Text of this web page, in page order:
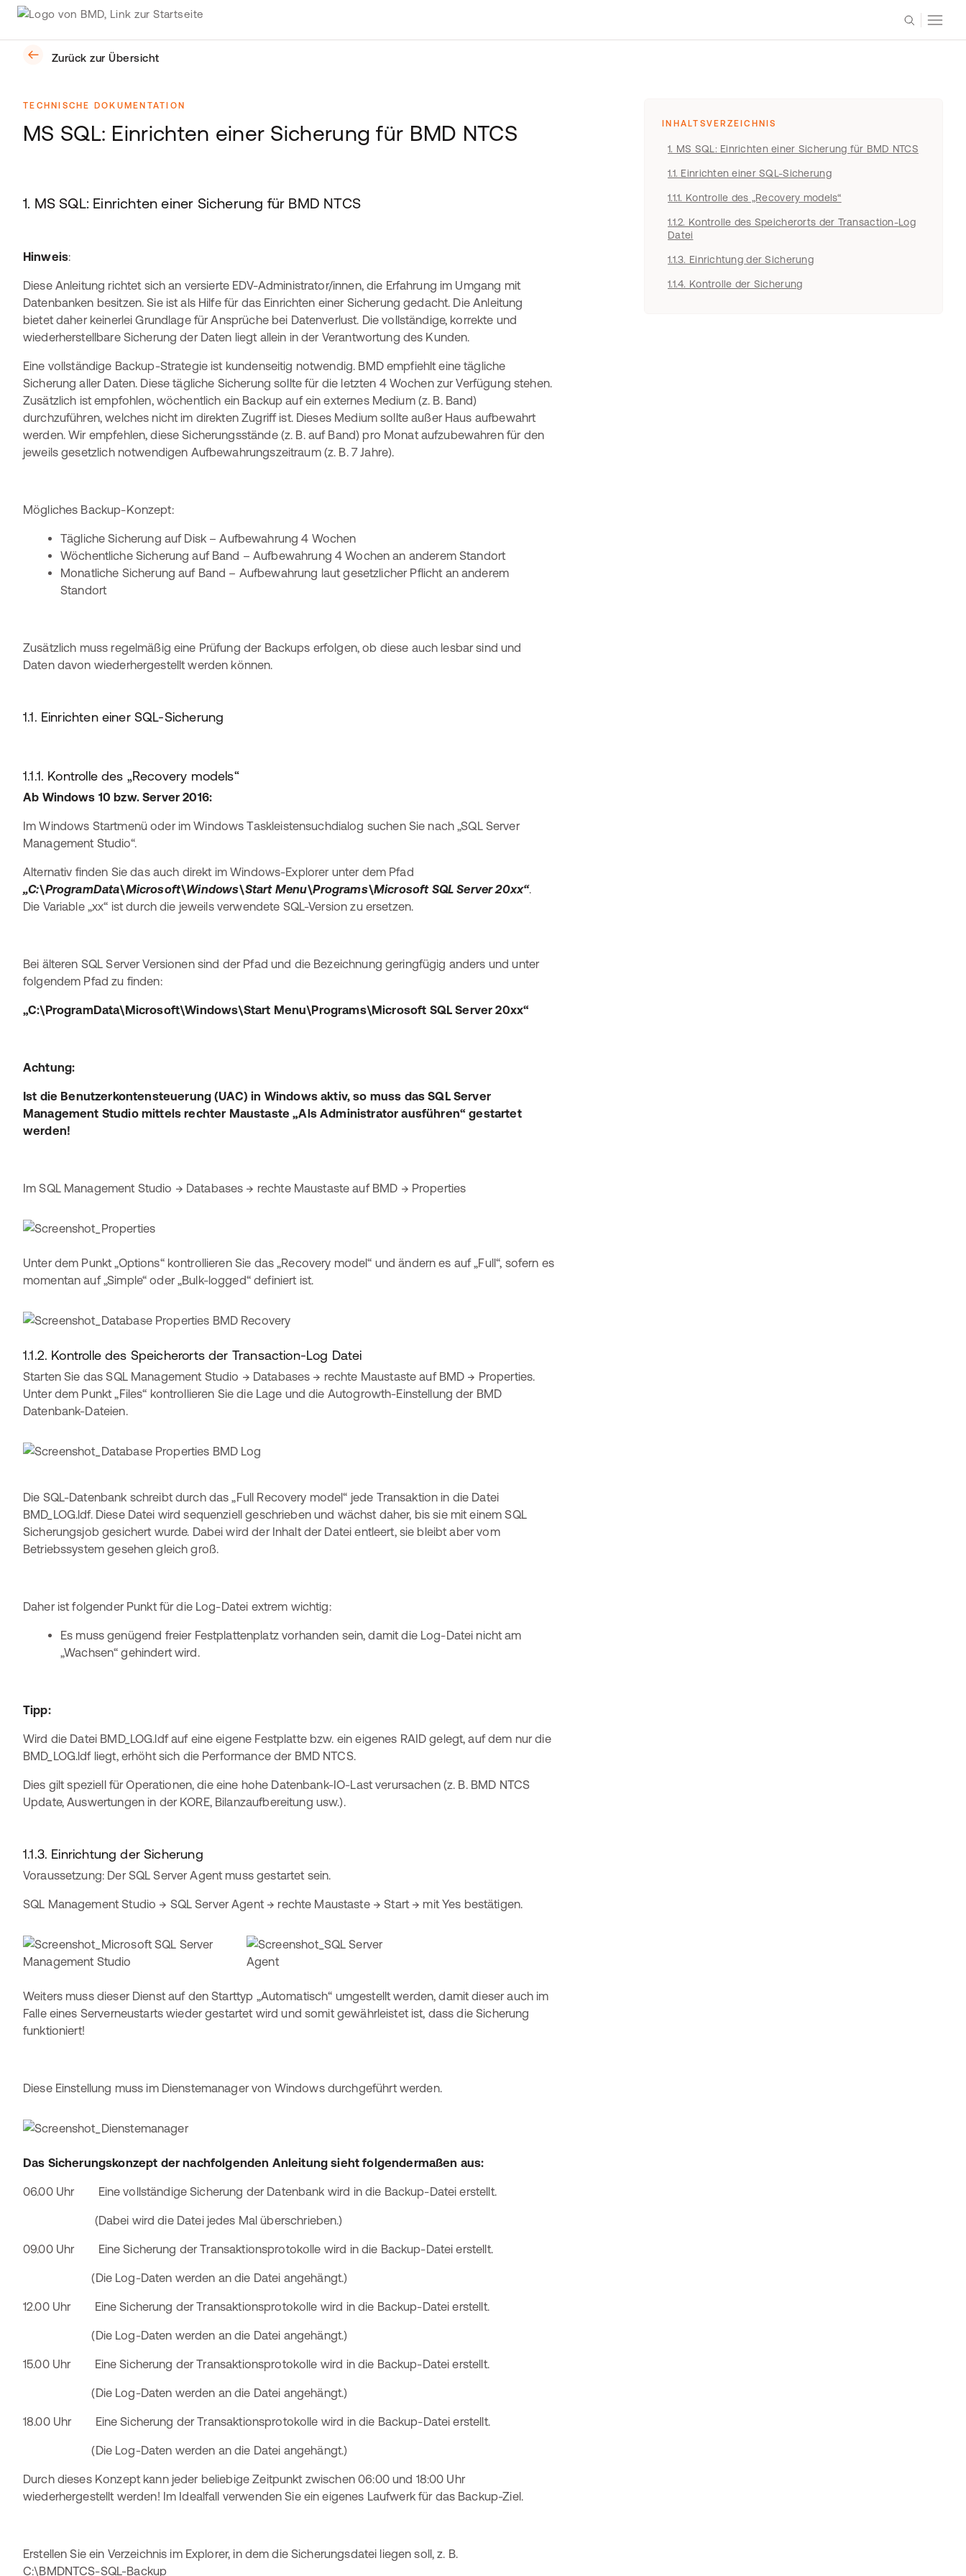
Zurück zur Übersicht
TECHNISCHE DOKUMENTATION
MS SQL: Einrichten einer Sicherung für BMD NTCS
1. MS SQL: Einrichten einer Sicherung für BMD NTCS
Hinweis:
Diese Anleitung richtet sich an versierte EDV-Administrator/innen, die Erfahrung im Umgang mit
Datenbanken besitzen. Sie ist als Hilfe für das Einrichten einer Sicherung gedacht. Die Anleitung
bietet daher keinerlei Grundlage für Ansprüche bei Datenverlust. Die vollständige, korrekte und
wiederherstellbare Sicherung der Daten liegt allein in der Verantwortung des Kunden.
Eine vollständige Backup-Strategie ist kundenseitig notwendig. BMD empfiehlt eine tägliche
Sicherung aller Daten. Diese tägliche Sicherung sollte für die letzten 4 Wochen zur Verfügung stehen.
Zusätzlich ist empfohlen, wöchentlich ein Backup auf ein externes Medium (z. B. Band)
durchzuführen, welches nicht im direkten Zugriff ist. Dieses Medium sollte außer Haus aufbewahrt
werden. Wir empfehlen, diese Sicherungsstände (z. B. auf Band) pro Monat aufzubewahren für den
jeweils gesetzlich notwendigen Aufbewahrungszeitraum (z. B. 7 Jahre).
Mögliches Backup-Konzept:
Tägliche Sicherung auf Disk – Aufbewahrung 4 Wochen
Wöchentliche Sicherung auf Band – Aufbewahrung 4 Wochen an anderem Standort
Monatliche Sicherung auf Band – Aufbewahrung laut gesetzlicher Pflicht an anderem
Standort
Zusätzlich muss regelmäßig eine Prüfung der Backups erfolgen, ob diese auch lesbar sind und
Daten davon wiederhergestellt werden können.
1.1. Einrichten einer SQL-Sicherung
1.1.1. Kontrolle des „Recovery models“
Ab Windows 10 bzw. Server 2016:
Im Windows Startmenü oder im Windows Taskleistensuchdialog suchen Sie nach „SQL Server
Management Studio“.
Alternativ finden Sie das auch direkt im Windows-Explorer unter dem Pfad
„C:\ProgramData\Microsoft\Windows\Start Menu\Programs\Microsoft SQL Server 20xx“.
Die Variable „xx“ ist durch die jeweils verwendete SQL-Version zu ersetzen.
Bei älteren SQL Server Versionen sind der Pfad und die Bezeichnung geringfügig anders und unter
folgendem Pfad zu finden:
„C:\ProgramData\Microsoft\Windows\Start Menu\Programs\Microsoft SQL Server 20xx“
Achtung:
Ist die Benutzerkontensteuerung (UAC) in Windows aktiv, so muss das SQL Server
Management Studio mittels rechter Maustaste „Als Administrator ausführen“ gestartet
werden!
Im SQL Management Studio → Databases → rechte Maustaste auf BMD → Properties
Unter dem Punkt „Options“ kontrollieren Sie das „Recovery model“ und ändern es auf „Full“, sofern es
momentan auf „Simple“ oder „Bulk-logged“ definiert ist.
1.1.2. Kontrolle des Speicherorts der Transaction-Log Datei
Starten Sie das SQL Management Studio → Databases → rechte Maustaste auf BMD → Properties.
Unter dem Punkt „Files“ kontrollieren Sie die Lage und die Autogrowth-Einstellung der BMD
Datenbank-Dateien.
Die SQL-Datenbank schreibt durch das „Full Recovery model“ jede Transaktion in die Datei
BMD_LOG.ldf. Diese Datei wird sequenziell geschrieben und wächst daher, bis sie mit einem SQL
Sicherungsjob gesichert wurde. Dabei wird der Inhalt der Datei entleert, sie bleibt aber vom
Betriebssystem gesehen gleich groß.
Daher ist folgender Punkt für die Log-Datei extrem wichtig:
Es muss genügend freier Festplattenplatz vorhanden sein, damit die Log-Datei nicht am
„Wachsen“ gehindert wird.
Tipp:
Wird die Datei BMD_LOG.ldf auf eine eigene Festplatte bzw. ein eigenes RAID gelegt, auf dem nur die
BMD_LOG.ldf liegt, erhöht sich die Performance der BMD NTCS.
Dies gilt speziell für Operationen, die eine hohe Datenbank-IO-Last verursachen (z. B. BMD NTCS
Update, Auswertungen in der KORE, Bilanzaufbereitung usw.).
1.1.3. Einrichtung der Sicherung
Voraussetzung: Der SQL Server Agent muss gestartet sein.
SQL Management Studio → SQL Server Agent → rechte Maustaste → Start → mit Yes bestätigen.
Weiters muss dieser Dienst auf den Starttyp „Automatisch“ umgestellt werden, damit dieser auch im
Falle eines Serverneustarts wieder gestartet wird und somit gewährleistet ist, dass die Sicherung
funktioniert!
Diese Einstellung muss im Dienstemanager von Windows durchgeführt werden.
Das Sicherungskonzept der nachfolgenden Anleitung sieht folgendermaßen aus:
06.00 Uhr Eine vollständige Sicherung der Datenbank wird in die Backup-Datei erstellt.
(Dabei wird die Datei jedes Mal überschrieben.)
09.00 Uhr Eine Sicherung der Transaktionsprotokolle wird in die Backup-Datei erstellt.
(Die Log-Daten werden an die Datei angehängt.)
12.00 Uhr Eine Sicherung der Transaktionsprotokolle wird in die Backup-Datei erstellt.
(Die Log-Daten werden an die Datei angehängt.)
15.00 Uhr Eine Sicherung der Transaktionsprotokolle wird in die Backup-Datei erstellt.
(Die Log-Daten werden an die Datei angehängt.)
18.00 Uhr Eine Sicherung der Transaktionsprotokolle wird in die Backup-Datei erstellt.
(Die Log-Daten werden an die Datei angehängt.)
Durch dieses Konzept kann jeder beliebige Zeitpunkt zwischen 06:00 und 18:00 Uhr
wiederhergestellt werden! Im Idealfall verwenden Sie ein eigenes Laufwerk für das Backup-Ziel.
Erstellen Sie ein Verzeichnis im Explorer, in dem die Sicherungsdatei liegen soll, z. B.
C:\BMDNTCS-SQL-Backup
INHALTSVERZEICHNIS
1. MS SQL: Einrichten einer Sicherung für BMD NTCS
1.1. Einrichten einer SQL-Sicherung
1.1.1. Kontrolle des „Recovery models“
1.1.2. Kontrolle des Speicherorts der Transaction-Log
Datei
1.1.3. Einrichtung der Sicherung
1.1.4. Kontrolle der Sicherung